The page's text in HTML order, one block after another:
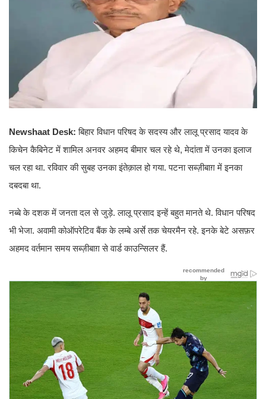
Newshaat Desk:बिहार विधान परिषद के सदस्य और लालू प्रसाद यादव के
किचेन कैबिनेट में शामिल अनवर अहमद बीमार चल रहे थे, मेदांता में उनका इलाज
चल रहा था. रविवार की सुबह उनका इंतेक़ाल हो गया. पटना सब्ज़ीबाग़ में इनका
दबदबा था.
नब्बे के दशक में जनता दल से जुड़े. लालू प्रसाद इन्हें बहुत मानते थे. विधान परिषद
भी भेजा. अवामी कोऑपरेटिव बैंक के लम्बे अर्से तक चेयरमैन रहे. इनके बेटे असफ़र
अहमद वर्तमान समय सब्ज़ीबाग़ से वार्ड काउन्सिलर हैं.